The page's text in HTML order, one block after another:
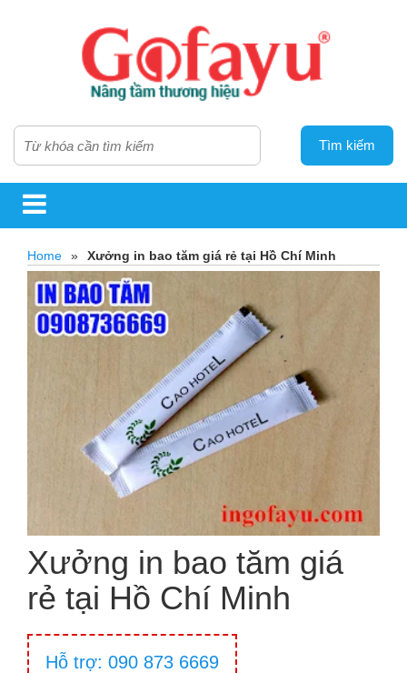
Tìm kiếm
Home » Xưởng in bao tăm giá rẻ tại Hồ Chí Minh
Xưởng in bao tăm giá
rẻ tại Hồ Chí Minh
Hỗ trợ: 090 873 6669